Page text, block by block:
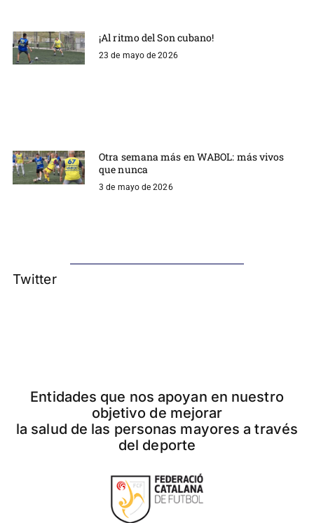
¡Al ritmo del Son cubano!
23 de mayo de 2026
Otra semana más en WABOL: más vivos
que nunca
3 de mayo de 2026
Twitter
Entidades que nos apoyan en nuestro
objetivo de mejorar
la salud de las personas mayores a través
del deporte